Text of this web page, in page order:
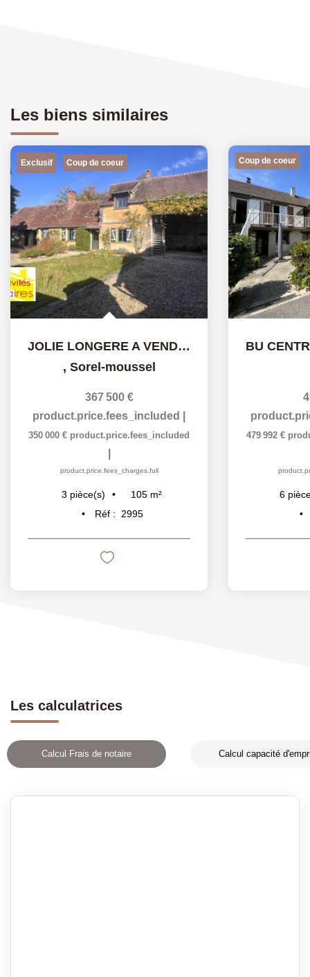
Les biens similaires
Exclusif Coup de coeur
JOLIE LONGERE A VENDRE A SOREL MOUSSEL
, Sorel-moussel
367 500 €
product.price.fees_included
350 000 € product.price.fees_included
product.price.fees_charges.full
3 pièce(s) 105 m²
Réf :
2995
Coup de coeur
479 992 €
6
Les calculatrices
Calcul Frais de notaire Calcul capacité